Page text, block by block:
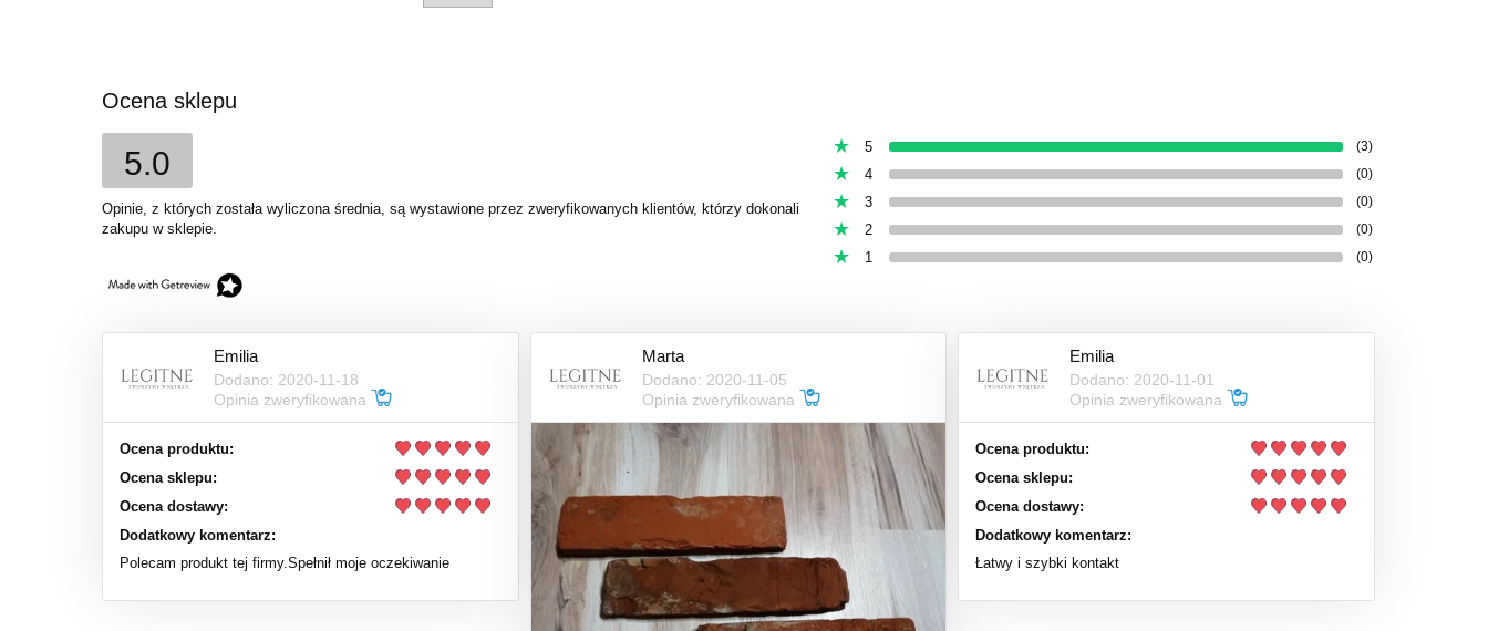
Ocena sklepu
5.0
Opinie, z których została wyliczona średnia, są wystawione przez zweryfikowanych klientów, którzy dokonali
zakupu w sklepie.
5 (3)
4 (0)
3 (0)
2 (0)
1 (0)
Emilia
Dodano: 2020-11-18
Opinia zweryfikowana
Ocena produktu:
Ocena sklepu:
Ocena dostawy:
Dodatkowy komentarz:
Polecam produkt tej firmy.Spełnił moje oczekiwanie
Marta
Dodano: 2020-11-05
Opinia zweryfikowana
Emilia
Dodano: 2020-11-01
Opinia zweryfikowana
Ocena produktu:
Ocena sklepu:
Ocena dostawy:
Dodatkowy komentarz:
Łatwy i szybki kontakt